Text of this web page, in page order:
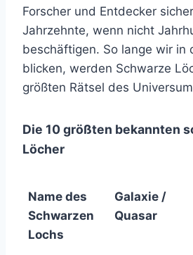
Forscher und Entdecker
Jahrzehnte, wenn nicht
beschäftigen. So lange wir in
blicken, werden Schwarze
größten Rätsel des
Die 10 größten bekannten
Löcher
Name des
Schwarzen
Lochs
Galaxie /
Quasar